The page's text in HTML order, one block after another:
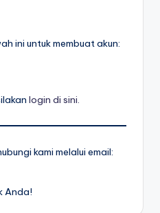
ini untuk membuat akun:
login di sini.
kami melalui email:
Anda!